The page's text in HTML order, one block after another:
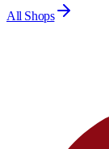
All Shops